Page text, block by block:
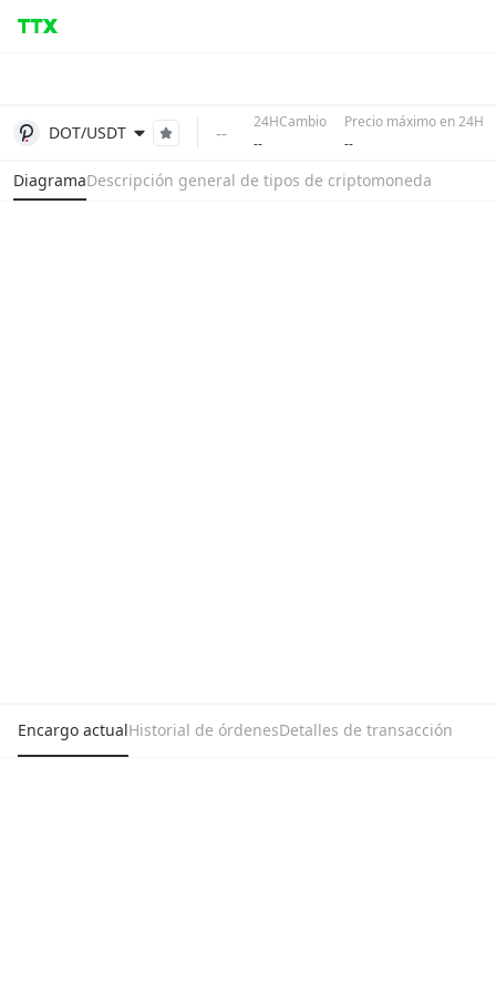
DOT/USDT --
24HCambio
--
Precio máximo en 24H
--
DiagramaDescripción general de tipos de criptomoneda
Encargo actualHistorial de órdenesDetalles de transacción